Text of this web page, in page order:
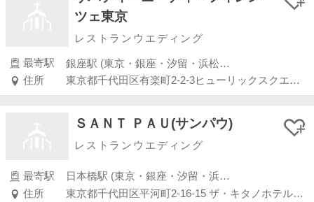
ツェ東京
レストランウエディング
最寄駅
銀座駅 (東京・銀座・汐留・浜松町・品川・上野・浅草)
住所
東京都千代田区有楽町2-2-3ヒューリックスクエア東京3F
ＳＡＮＴ ＰＡＵ(サンパウ)
レストランウエディング
最寄駅
日本橋駅 (東京・銀座・汐留・浜松町・品川・上野・浅草)
住所
東京都千代田区平河町2-16-15 ザ・キタノホテル東京2階